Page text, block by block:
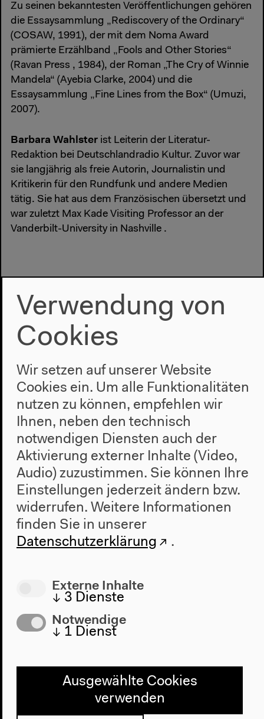
Zu seinen bekanntesten Veröffentlichungen gehören
die Essaysammlung „Rediscovery of the Ordinary“
(COSAW, 1991), der mit dem Noma Award
prämierte Erzählband „Fools and Other Stories“
(Ravan Press , 1984), der Roman „The Cry of Winnie
Mandela“ (Ayebia Clarke, 2004) und die
Essaysammlung „Fine Lines from the Box“ (Umuzi,
2007).
Barbara Wahlster ist Leiterin der Literatur-
Redaktion bei Deutschlandradio Kultur. Zuvor war
sie langjährig als freie Autorin, Journalistin und
Kritikerin für den Rundfunk und andere Medien
tätig. Sie hat aus dem Französischen übersetzt und
war zuletzt Max Kade Visiting Professor an der
Vanderbilt-University in Nashville .
#Südafrika
Vorherige Veranstaltung
Exile Faces
Nächste Veranstaltung
Hugh Masekela
Verwendung von
Cookies
Wir setzen auf unserer Website
Cookies ein. Um alle Funktionalitäten
nutzen zu können, empfehlen wir
Ihnen, neben den technisch
notwendigen Diensten auch der
Aktivierung externer Inhalte (Video,
Audio) zuzustimmen. Sie können Ihre
Einstellungen jederzeit ändern bzw.
widerrufen. Weitere Informationen
finden Sie in unserer
Datenschutzerklärung
.
Externe Inhalte
↓ 3 Dienste
Notwendige
↓ 1 Dienst
Ausgewählte Cookies
verwenden